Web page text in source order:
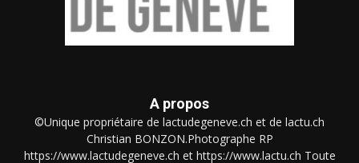
A propos
©Unique propriétaire de lactudegeneve.ch et de lactu.ch
Christian BONZON.Photographe RP
https://www.lactudegeneve.ch et https://www.lactu.ch Toute